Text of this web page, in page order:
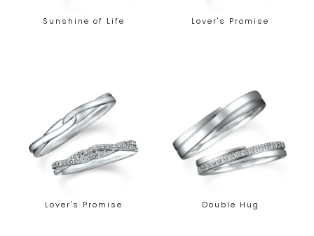
Sunshine of Life Lover's Promise
Lover's Promise Double Hug